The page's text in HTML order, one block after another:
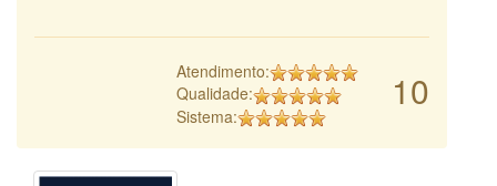
10
Atendimento:
Qualidade:
Sistema: